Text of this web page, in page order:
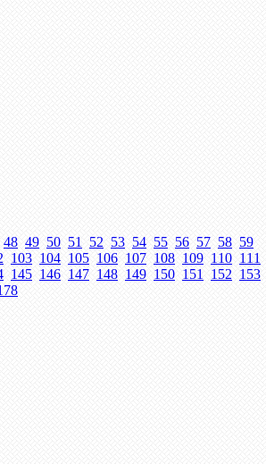
48 49 50 51 52 53 54 55 56 57 58 59
103 104 105 106 107 108 109 110 111
145 146 147 148 149 150 151 152 153